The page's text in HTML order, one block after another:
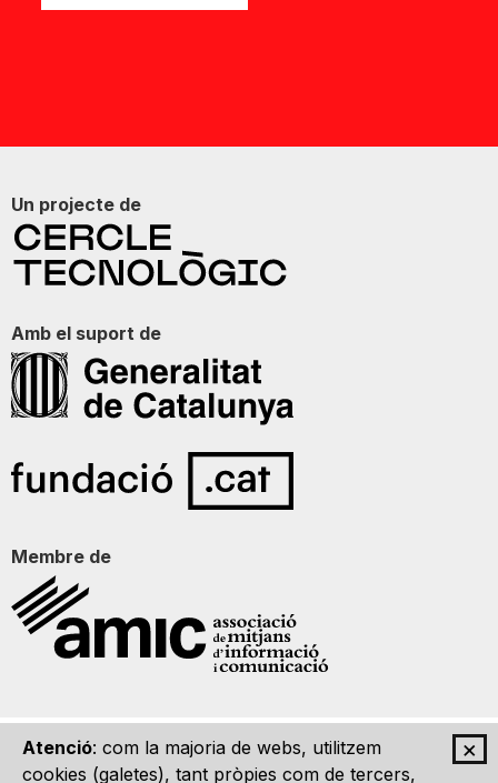
×
Atenció: com la majoria de webs, utilitzem
cookies (galetes), tant pròpies com de tercers,
Un projecte de
Amb el suport de
Membre de
Qui som Contacte Imatge Gràfica Avís legal